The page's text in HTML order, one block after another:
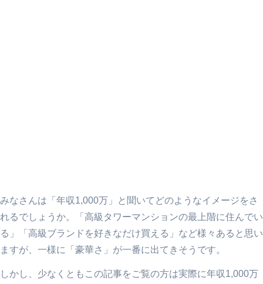
みなさんは「年収1,000万」と聞いてどのようなイメージをさ
れるでしょうか。「高級タワーマンションの最上階に住んでい
る」「高級ブランドを好きなだけ買える」など様々あると思い
ますが、一様に「豪華さ」が一番に出てきそうです。
しかし、少なくともこの記事をご覧の方は実際に年収1,000万